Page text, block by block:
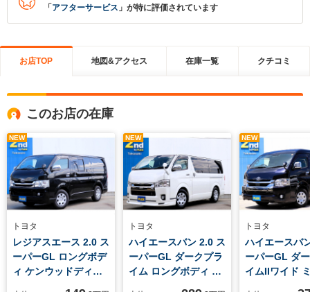
「 アフターサービス 」が特に評価されています
お店TOP 地図&アクセス 在庫一覧 クチコミ
このお店の在庫
NEW
トヨタ
レジアスエース 2.0 ス
ーパーGL ロングボデ
ィ ケンウッドディス
NEW
トヨタ
ハイエースバン 2.0 ス
ーパーGL ダークプラ
イム ロングボディ ケ
NEW
トヨタ
ハイエースバ
ーパーGL ダ
イムIIワイド